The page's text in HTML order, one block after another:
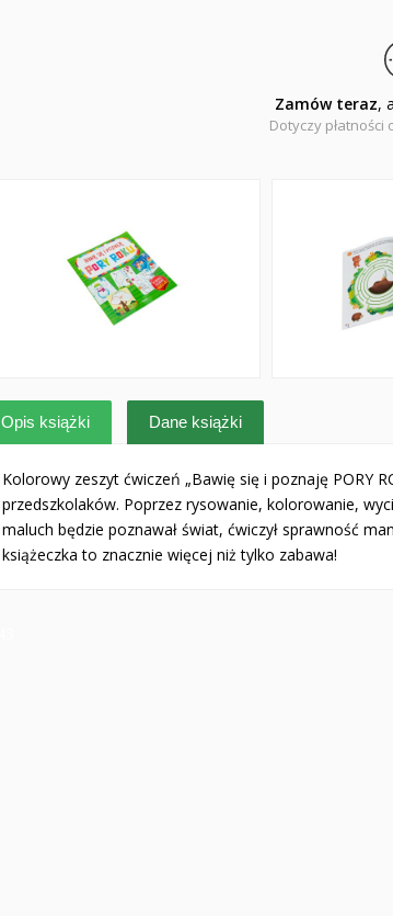
Zamów teraz,
Dotyczy
Opis książki Dane książki
Kolorowy zeszyt ćwiczeń „Bawię się i poznaję PORY
przedszkolaków. Poprzez rysowanie, kolorowanie,
maluch będzie poznawał świat, ćwiczył sprawność
książeczka to znacznie więcej niż tylko zabawa!